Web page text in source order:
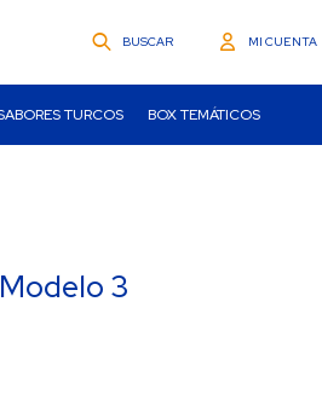
TURCOS BOX TEMÁTICOS
3